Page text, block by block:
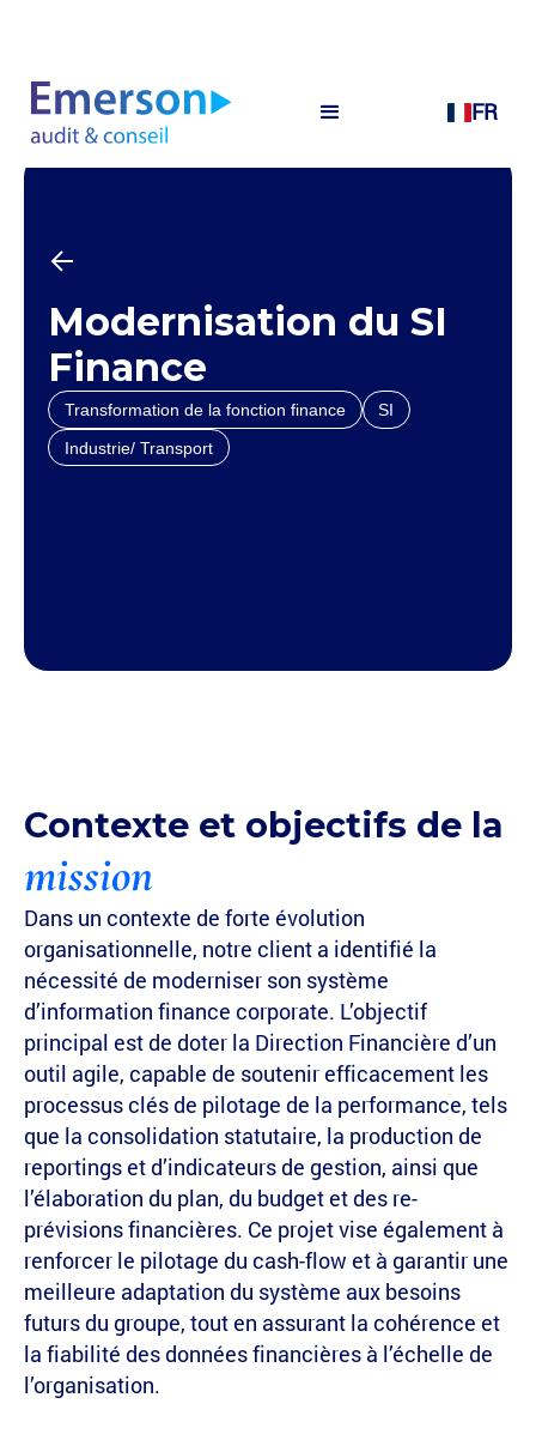
FR
Modernisation du SI
Finance
Transformation de la fonction finance
SI
Industrie/ Transport
Contexte et objectifs de la
mission
Dans un contexte de forte évolution
organisationnelle, notre client a identifié la
nécessité de moderniser son système
d’information finance corporate. L’objectif
principal est de doter la Direction Financière d’un
outil agile, capable de soutenir efficacement les
processus clés de pilotage de la performance, tels
que la consolidation statutaire, la production de
reportings et d’indicateurs de gestion, ainsi que
l’élaboration du plan, du budget et des re-
prévisions financières. Ce projet vise également à
renforcer le pilotage du cash-flow et à garantir une
meilleure adaptation du système aux besoins
futurs du groupe, tout en assurant la cohérence et
la fiabilité des données financières à l’échelle de
l’organisation.